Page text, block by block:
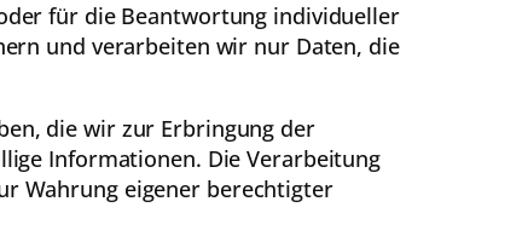
für die Beantwortung individueller
und verarbeiten wir nur Daten, die
die wir zur Erbringung der
Informationen. Die Verarbeitung
Wahrung eigener berechtigter